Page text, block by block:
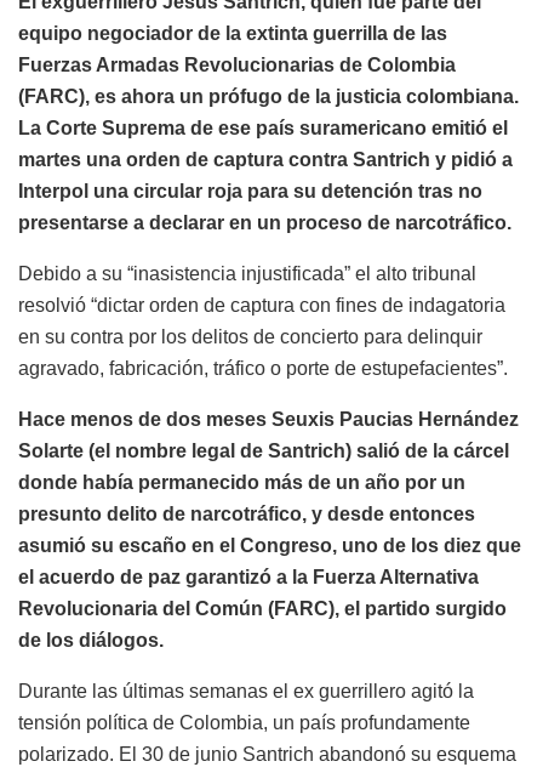
equipo negociador de la extinta guerrilla de las
Fuerzas Armadas Revolucionarias de Colombia
(FARC), es ahora un prófugo de la justicia colombiana.
La Corte Suprema de ese país suramericano emitió el
martes una orden de captura contra Santrich y pidió a
Interpol una circular roja para su detención tras no
presentarse a declarar en un proceso de narcotráfico.
Debido a su “inasistencia injustificada” el alto tribunal
resolvió “dictar orden de captura con fines de indagatoria
en su contra por los delitos de concierto para delinquir
agravado, fabricación, tráfico o porte de estupefacientes”.
Hace menos de dos meses Seuxis Paucias Hernández
Solarte (el nombre legal de Santrich) salió de la cárcel
donde había permanecido más de un año por un
presunto delito de narcotráfico, y desde entonces
asumió su escaño en el Congreso, uno de los diez que
el acuerdo de paz garantizó a la Fuerza Alternativa
Revolucionaria del Común (FARC), el partido surgido
de los diálogos.
Durante las últimas semanas el ex guerrillero agitó la
tensión política de Colombia, un país profundamente
polarizado. El 30 de junio Santrich abandonó su esquema